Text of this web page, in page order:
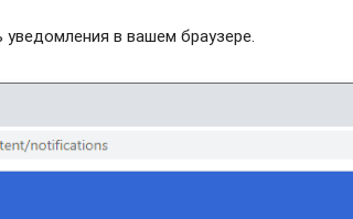
в вашем браузере.